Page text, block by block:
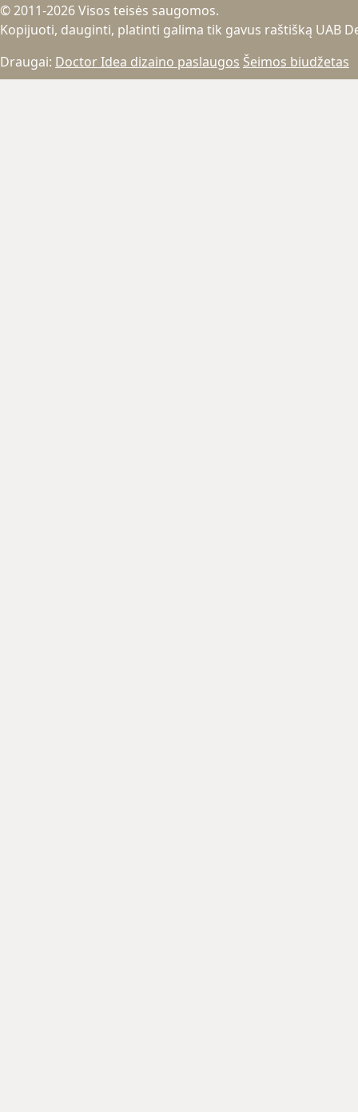
© 2011-2026 Visos teisės saugomos.
Kopijuoti, dauginti, platinti galima tik gavus raštišką UAB
Draugai: Doctor Idea dizaino paslaugos Šeimos biudžetas